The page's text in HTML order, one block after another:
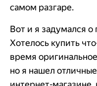
самом разгаре.
Вот и я задумался о
Хотелось купить
время
но я нашел